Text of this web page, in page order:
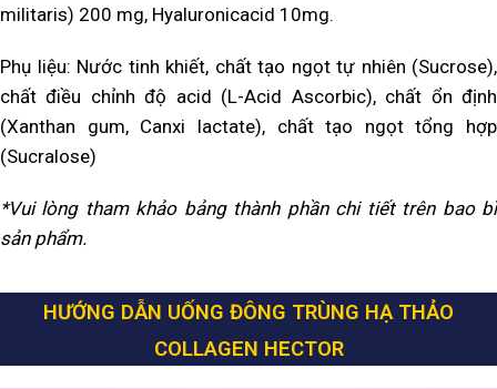
militaris) 200 mg, Hyaluronicacid 10mg.
Phụ liệu: Nước tinh khiết, chất tạo ngọt tự nhiên (Sucrose),
chất điều chỉnh độ acid (L-Acid Ascorbic), chất ổn định
(Xanthan gum, Canxi lactate), chất tạo ngọt tổng hợp
(Sucralose)
*Vui lòng tham khảo bảng thành phần chi tiết trên bao bì
sản phẩm.
HƯỚNG DẪN UỐNG ĐÔNG TRÙNG HẠ THẢO
COLLAGEN HECTOR